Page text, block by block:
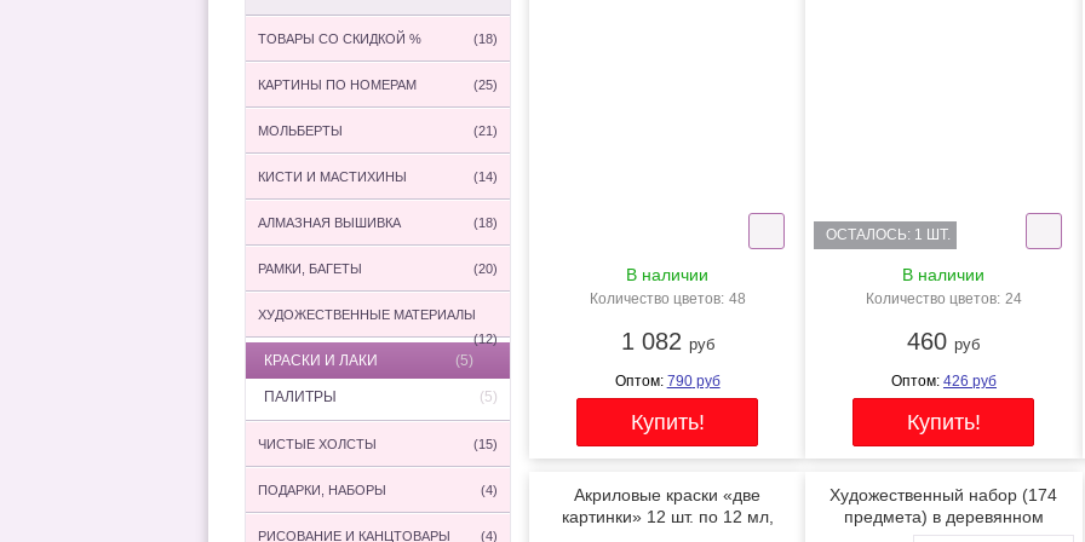
ТОВАРЫ СО СКИДКОЙ % (18)
КАРТИНЫ ПО НОМЕРАМ (25)
МОЛЬБЕРТЫ (21)
КИСТИ И МАСТИХИНЫ (14)
АЛМАЗНАЯ ВЫШИВКА (18)
РАМКИ, БАГЕТЫ (20)
ХУДОЖЕСТВЕННЫЕ МАТЕРИАЛЫ
(12)
КРАСКИ И ЛАКИ (5)
ПАЛИТРЫ (5)
ЧИСТЫЕ ХОЛСТЫ (15)
ПОДАРКИ, НАБОРЫ (4)
РИСОВАНИЕ И КАНЦТОВАРЫ (4)
В наличии
Количество цветов: 48
1 082 руб
Оптом: 790руб
ОСТАЛОСЬ: 1 ШТ.
В наличии
Количество цветов: 24
460 руб
Оптом: 426 руб
Акриловые краски «две
картинки» 12 шт. по 12 мл,
Художественный набор (174
предмета) в деревянном